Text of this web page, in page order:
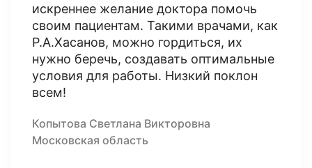
искреннее желание доктора помочь
своим пациентам. Такими врачами, как
Р.А.Хасанов, можно гордиться, их
нужно беречь, создавать оптимальные
условия для работы. Низкий поклон
всем!
Копытова Светлана Викторовна
Московская область